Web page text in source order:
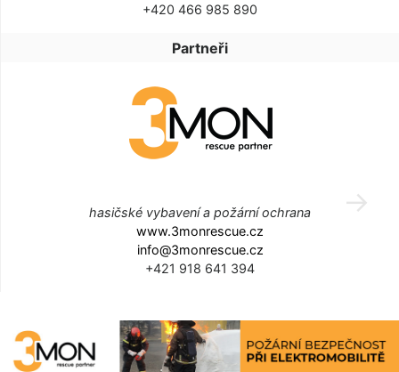
+420 466 985 890
Partneři
hasičské vybavení a požární ochrana
www.3monrescue.cz
info@3monrescue.cz
+421 918 641 394